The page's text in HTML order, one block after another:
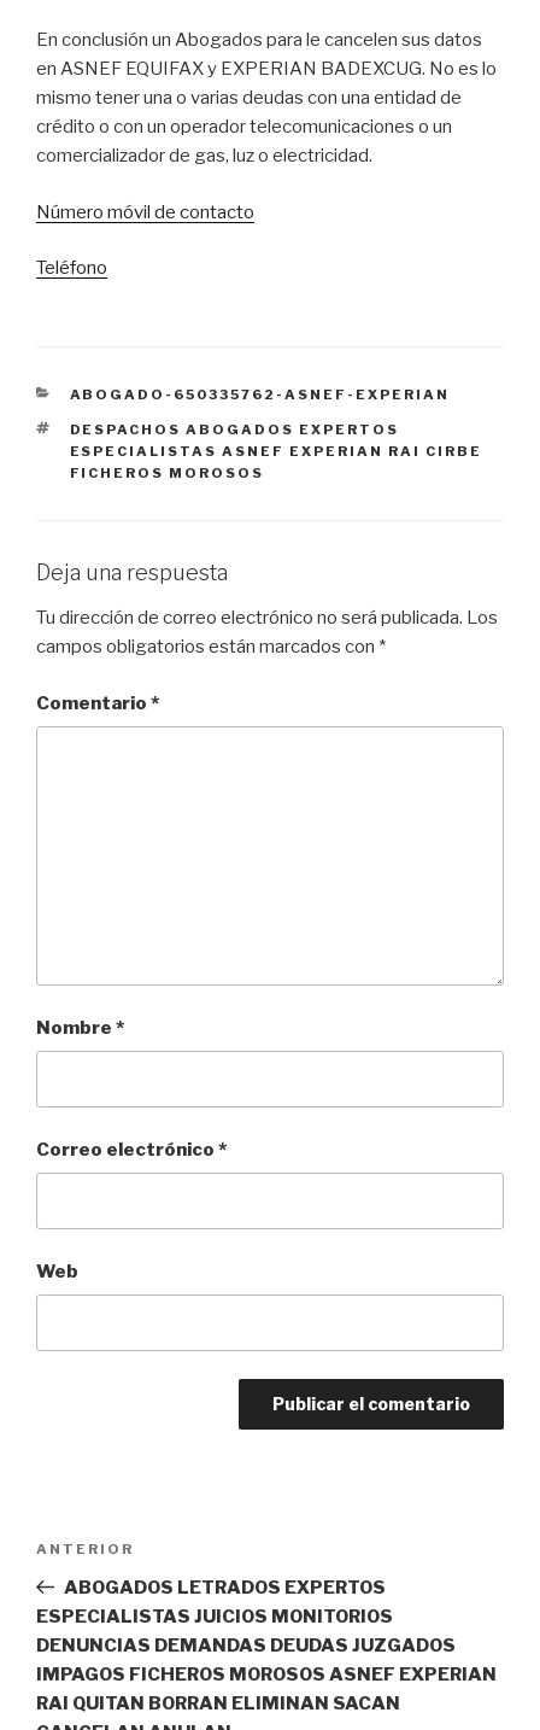
En conclusión un Abogados para le cancelen sus datos
en ASNEF EQUIFAX y EXPERIAN BADEXCUG. No es lo
mismo tener una o varias deudas con una entidad de
crédito o con un operador telecomunicaciones o un
comercializador de gas, luz o electricidad.
Número móvil de contacto
Teléfono
CATEGORÍAS
ABOGADO-650335762-ASNEF-EXPERIAN
ETIQUETAS
DESPACHOS ABOGADOS EXPERTOS
ESPECIALISTAS ASNEF EXPERIAN RAI CIRBE
FICHEROS MOROSOS
Deja una respuesta
Tu dirección de correo electrónico no será publicada. Los
campos obligatorios están marcados con *
Comentario *
Nombre *
Correo electrónico *
Web
entradas
Entrada
anterior:
ANTERIOR
ABOGADOS LETRADOS EXPERTOS
ESPECIALISTAS JUICIOS MONITORIOS
DENUNCIAS DEMANDAS DEUDAS JUZGADOS
IMPAGOS FICHEROS MOROSOS ASNEF EXPERIAN
RAI QUITAN BORRAN ELIMINAN SACAN